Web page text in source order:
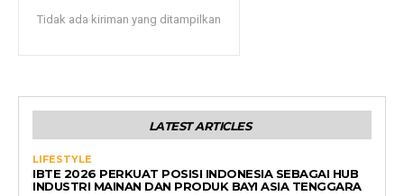
Tidak ada kiriman yang ditampilkan
LATEST ARTICLES
LIFESTYLE
IBTE 2026 PERKUAT POSISI INDONESIA SEBAGAI HUB
INDUSTRI MAINAN DAN PRODUK BAYI ASIA TENGGARA